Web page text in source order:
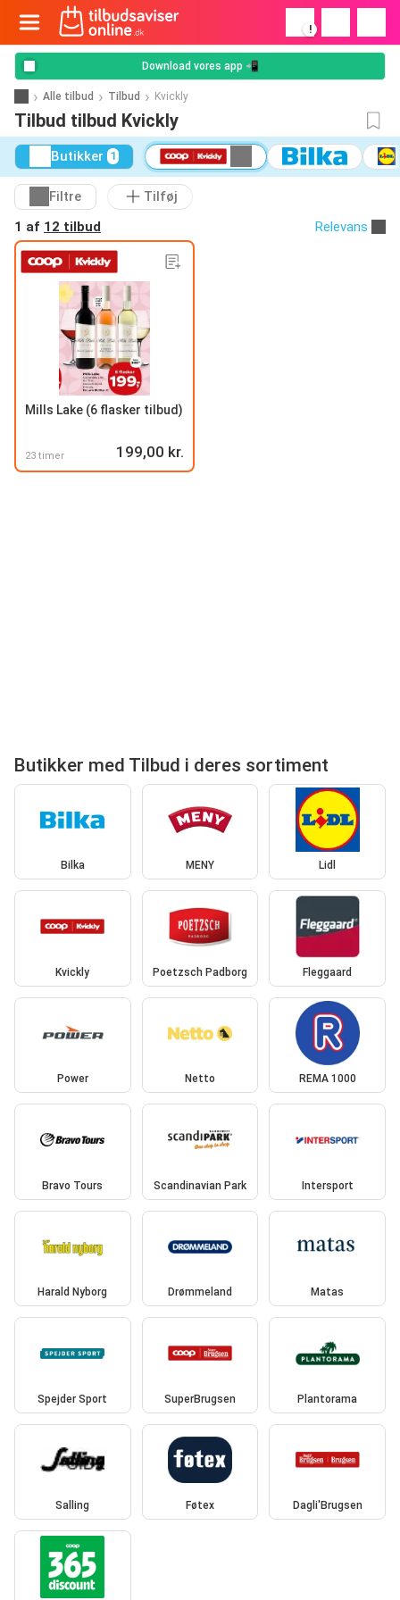
!
Download vores app 📲
Alle tilbud Tilbud Kvickly
Tilbud tilbud Kvickly
Butikker 1
Filtre
Tilføj
1 af 12 tilbud Relevans
Mills Lake (6 flasker tilbud)
23 timer 199,00 kr.
Butikker med Tilbud i deres sortiment
Bilka MENY Lidl
Kvickly Poetzsch Padborg Fleggaard
Power Netto REMA 1000
Bravo Tours Scandinavian Park Intersport
Harald Nyborg Drømmeland Matas
Spejder Sport SuperBrugsen Plantorama
Salling Føtex Dagli'Brugsen